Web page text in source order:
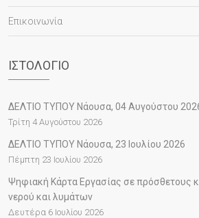
Επικοινωνία
ΙΣΤΟΛΌΓΙΟ
ΔΕΛΤΙΟ ΤΥΠΟΥ Νάουσα, 04 Αυγούστου
Τρίτη 4 Αυγούστου 2026
ΔΕΛΤΙΟ ΤΥΠΟΥ Νάουσα, 23 Ιουλίου 2026
Πέμπτη 23 Ιουλίου 2026
Ψηφιακή Κάρτα Εργασίας σε πρόσθετους
νερού και λυμάτων
Δευτέρα 6 Ιουλίου 2026